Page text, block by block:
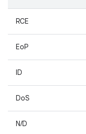
RCE
EoP
ID
DoS
N/D